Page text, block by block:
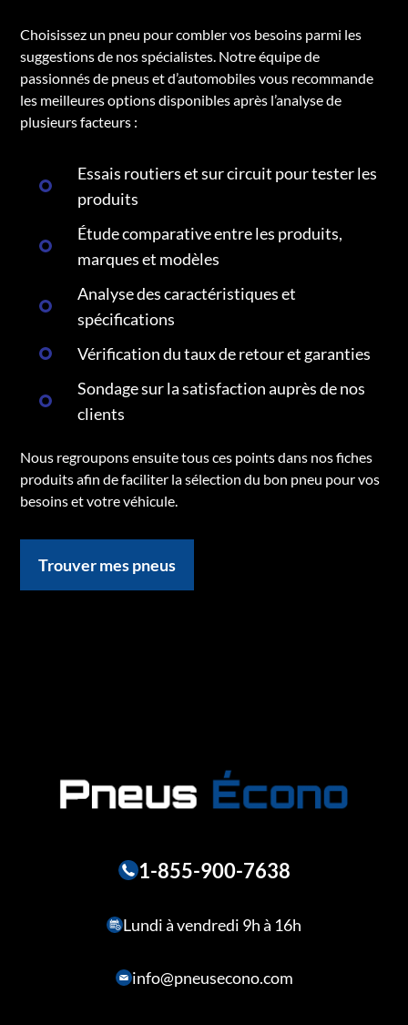
Choisissez un pneu pour combler vos besoins parmi les
suggestions de nos spécialistes. Notre équipe de
passionnés de pneus et d’automobiles vous recommande
les meilleures options disponibles après l’analyse de
plusieurs facteurs :
Essais routiers et sur circuit pour tester les
produits
Étude comparative entre les produits,
marques et modèles
Analyse des caractéristiques et
spécifications
Vérification du taux de retour et garanties
Sondage sur la satisfaction auprès de nos
clients
Nous regroupons ensuite tous ces points dans nos fiches
produits afin de faciliter la sélection du bon pneu pour vos
besoins et votre véhicule.
Trouver mes pneus
1-855-900-7638
Lundi à vendredi 9h à 16h
info@pneusecono.com